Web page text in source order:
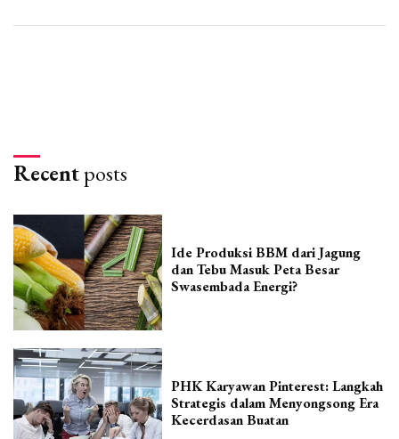
Recentposts
Ide Produksi BBM dari Jagung
dan Tebu Masuk Peta Besar
Swasembada Energi?
PHK Karyawan Pinterest: Langkah
Strategis dalam Menyongsong Era
Kecerdasan Buatan